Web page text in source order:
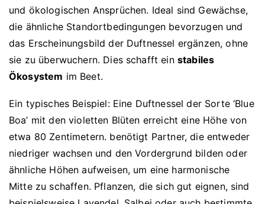
und ökologischen Ansprüchen. Ideal sind Gewächse,
die ähnliche Standortbedingungen bevorzugen und
das Erscheinungsbild der Duftnessel ergänzen, ohne
sie zu überwuchern. Dies schafft ein stabiles
Ökosystem im Beet.
Ein typisches Beispiel: Eine Duftnessel der Sorte ‘Blue
Boa’ mit den violetten Blüten erreicht eine Höhe von
etwa 80 Zentimetern. benötigt Partner, die entweder
niedriger wachsen und den Vordergrund bilden oder
ähnliche Höhen aufweisen, um eine harmonische
Mitte zu schaffen. Pflanzen, die sich gut eignen, sind